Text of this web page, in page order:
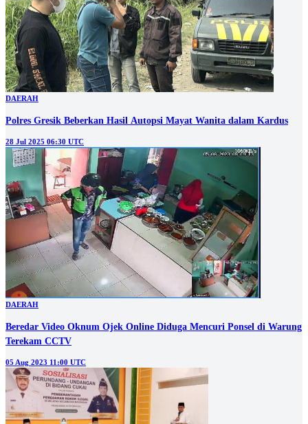
DAERAH
Polres Gresik Beberkan Hasil Autopsi Mayat Wanita dalam Kardus
28 Jul 2025 06:30 UTC
DAERAH
Beredar Video Oknum Ojek Online Diduga Mencuri Ponsel di Warung
Terekam CCTV
05 Aug 2023 11:00 UTC